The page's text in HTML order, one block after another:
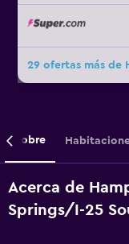
Sobre
Acerca de
Springs/I-25